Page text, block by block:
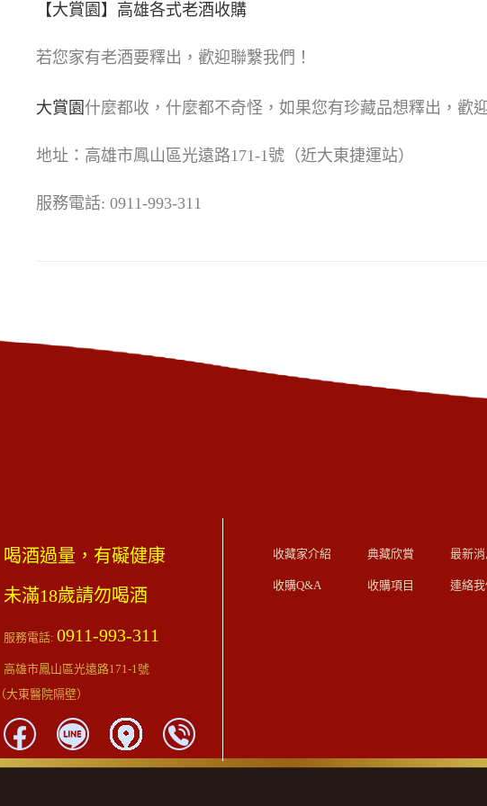
【大賞園】高雄各式老酒收購
若您家有老酒要釋出，歡迎聯繫我們！
大賞園 什麼都收，什麼都不奇怪，如果您有珍藏品想釋出，歡
地址：高雄市鳳山區光遠路171-1號（近大東捷運站）
服務電話: 0911-993-311
喝酒過量，有礙健康
未滿18歲請勿喝酒
服務電話:0911-993-311
高雄市鳳山區光遠路171-1號
（大東醫院隔壁）
收藏家介紹
收購Q&A
典藏欣賞
收購項目
最新
連絡